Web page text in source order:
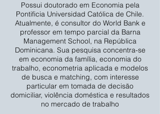
Possui doutorado em Economia pela
Pontificia Universidad Católica de Chile.
Atualmente, é consultor do World Bank e
professor em tempo parcial da Barna
Management School, na República
Dominicana. Sua pesquisa concentra-se
em economia da família, economia do
trabalho, econometria aplicada e modelos
de busca e matching, com interesse
particular em tomada de decisão
domiciliar, violência doméstica e resultados
no mercado de trabalho